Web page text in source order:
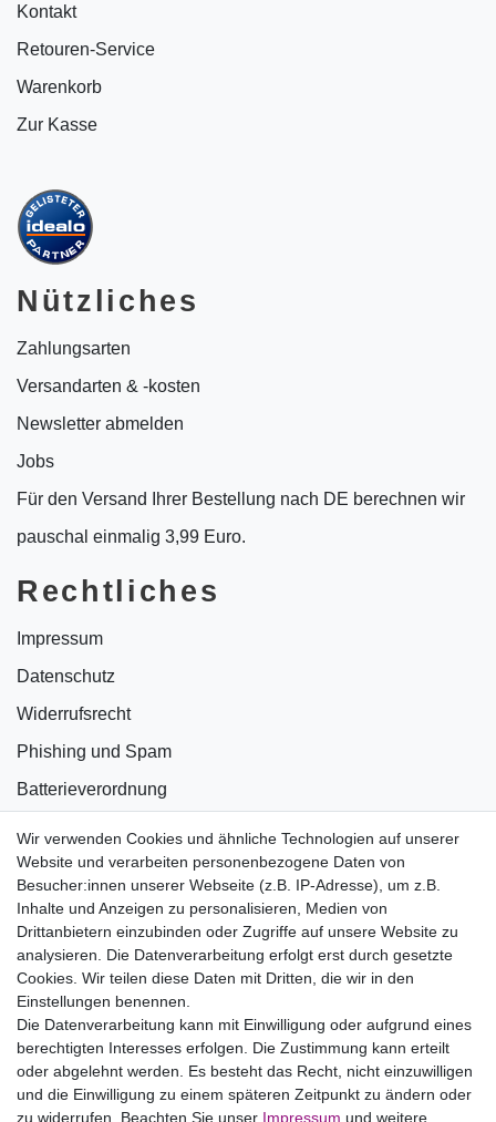
Wir verwenden Cookies und ähnliche Technologien auf unserer
Website und verarbeiten personenbezogene Daten von
Besucher:innen unserer Webseite (z.B. IP-Adresse), um z.B.
Inhalte und Anzeigen zu personalisieren, Medien von
Drittanbietern einzubinden oder Zugriffe auf unsere Website zu
analysieren. Die Datenverarbeitung erfolgt erst durch gesetzte
Cookies. Wir teilen diese Daten mit Dritten, die wir in den
Einstellungen benennen.
Die Datenverarbeitung kann mit Einwilligung oder aufgrund eines
berechtigten Interesses erfolgen. Die Zustimmung kann erteilt
oder abgelehnt werden. Es besteht das Recht, nicht einzuwilligen
und die Einwilligung zu einem späteren Zeitpunkt zu ändern oder
zu widerrufen. Beachten Sie unser Impressum und weitere
Kontakt
Retouren-Service
Warenkorb
Zur Kasse
Nützliches
Zahlungsarten
Versandarten & -kosten
Newsletter abmelden
Jobs
Für den Versand Ihrer Bestellung nach DE berechnen wir
pauschal einmalig 3,99 Euro.
Rechtliches
Impressum
Datenschutz
Widerrufsrecht
Phishing und Spam
Batterieverordnung
Bildnachweise
AGB
Vertrag widerrufen
B2BKunden
Zum Händlerbereich